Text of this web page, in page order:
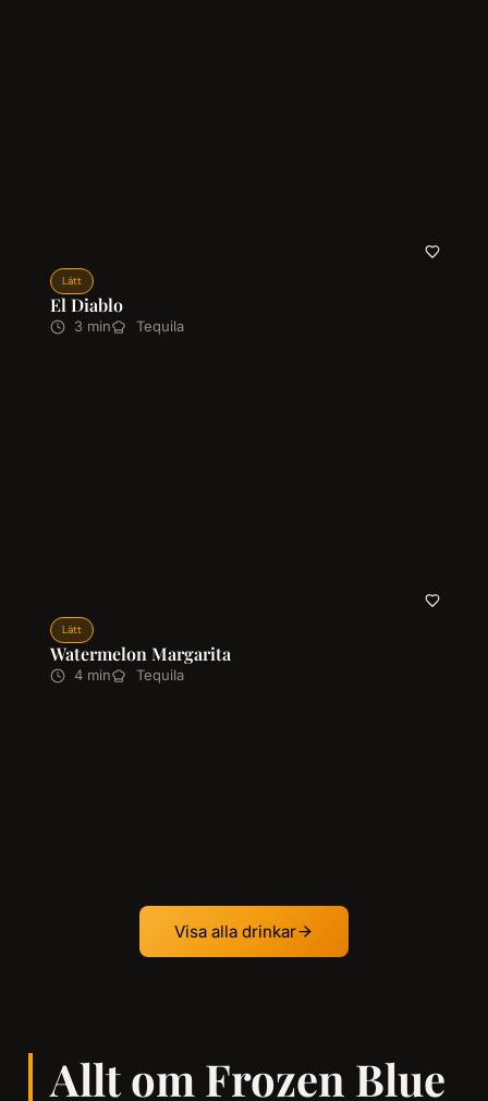
Lätt
El Diablo
3 min Tequila
Lätt
Watermelon Margarita
4 min Tequila
Visa alla drinkar
Allt om Frozen Blue